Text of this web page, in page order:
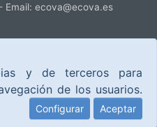
ecova@ecova.es
el Ministerio de Industria, Turismo y
Investigación Científica, Desarrollo e
Subproyecto TSI 030/2008
y de terceros para
de los usuarios.
Configurar Aceptar